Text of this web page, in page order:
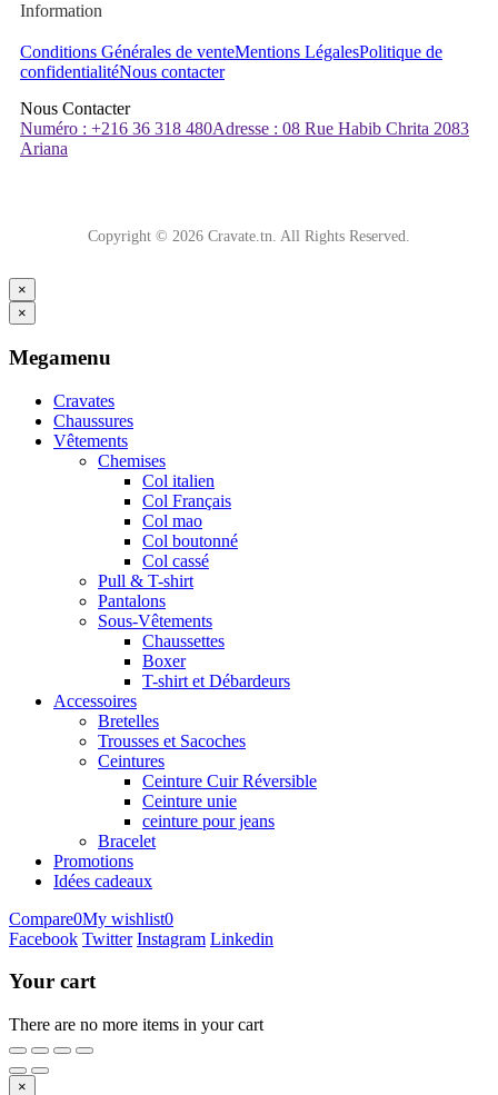
Information
Conditions Générales de venteMentions LégalesPolitique de
confidentialitéNous contacter
Nous Contacter
Numéro : +216 36 318 480Adresse : 08 Rue Habib Chrita 2083
Ariana
Copyright © 2026 Cravate.tn. All Rights Reserved.
×
×
Megamenu
Cravates
Chaussures
Vêtements
Chemises
Col italien
Col Français
Col mao
Col boutonné
Col cassé
Pull & T-shirt
Pantalons
Sous-Vêtements
Chaussettes
Boxer
T-shirt et Débardeurs
Accessoires
Bretelles
Trousses et Sacoches
Ceintures
Ceinture Cuir Réversible
Ceinture unie
ceinture pour jeans
Bracelet
Promotions
Idées cadeaux
Compare0My wishlist0
Facebook Twitter Instagram Linkedin
Your cart
There are no more items in your cart
×